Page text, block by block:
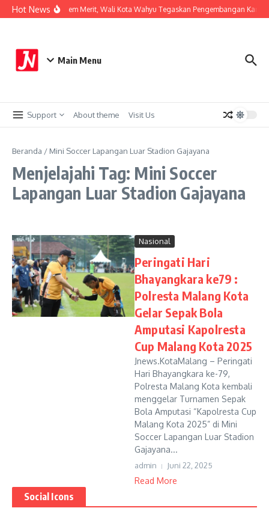
Lewati ke konten
Hot News
Perkuat Sistem Merit, Wali Kota Wahyu Tegaskan Pengembangan Karier
Main Menu
Support About theme Visit Us
Beranda / Mini Soccer Lapangan Luar Stadion Gajayana
Menjelajahi Tag: Mini Soccer
Lapangan Luar Stadion Gajayana
Nasional
Peringati Hari
Bhayangkara ke79 :
Polresta Malang Kota
Gelar Sepak Bola
Amputasi Kapolresta
Cup Malang Kota 2025
Jnews.KotaMalang – Peringati
Hari Bhayangkara ke-79,
Polresta Malang Kota kembali
menggelar Turnamen Sepak
Bola Amputasi “Kapolresta Cup
Malang Kota 2025” di Mini
Soccer Lapangan Luar Stadion
Gajayana...
admin Juni 22, 2025
Read More
Social Icons